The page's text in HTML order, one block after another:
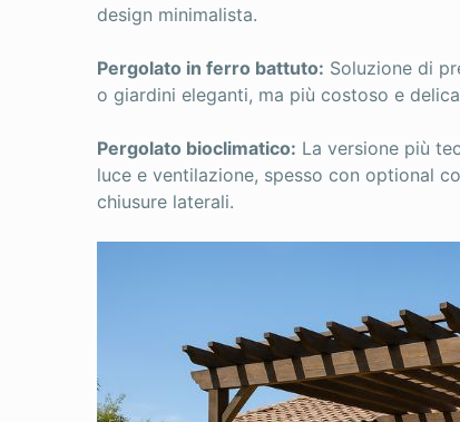
design minimalista.
Pergolato in ferro battuto: Soluzione di
o giardini eleganti, ma più costoso e
Pergolato bioclimatico: La versione più
luce e ventilazione, spesso con optional
chiusure laterali.